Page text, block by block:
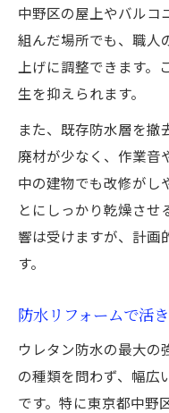
中野区の屋上やバルコ
組んだ場所でも、職人
上げに調整できます。
生を抑えられます。
また、既存防水層を撤
廃材が少なく、作業音
中の建物でも改修がし
とにしっかり乾燥さ
響は受けますが、計画
す。
防水リフォームで活
ウレタン防水の最大の
の種類を問わず、幅広
です。特に東京都中野